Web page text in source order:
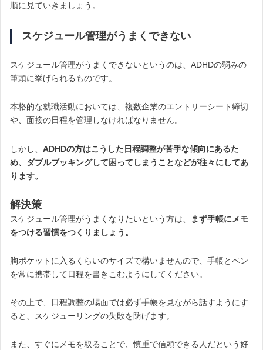
順に見ていきましょう。
スケジュール管理がうまくできない
スケジュール管理がうまくできないというのは、ADHDの弱みの
筆頭に挙げられるものです。
本格的な就職活動においては、複数企業のエントリーシート締切
や、面接の日程を管理しなければなりません。
しかし、 ADHDの方はこうした日程調整が苦手な傾向にあるた
め、ダブルブッキングして困ってしまうことなどが往々にしてあ
ります。
解決策
スケジュール管理がうまくなりたいという方は、
まず手帳にメモ
をつける習慣をつくりましょう。
胸ポケットに入るくらいのサイズで構いませんので、手帳とペン
を常に携帯して日程を書きこむようにしてください。
その上で、日程調整の場面では必ず手帳を見ながら話すようにす
ると、スケジューリングの失敗を防げます。
また、すぐにメモを取ることで、慎重で信頼できる人だという好